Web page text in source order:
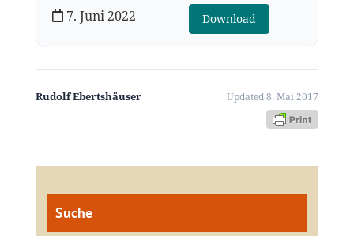
7. Juni 2022 Download
Rudolf Ebertshäuser Updated 8. Mai 2017
Suche